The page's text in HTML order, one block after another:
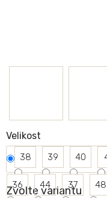
Zvolte variantu
Velikost
38 39 40
36 44 37 48